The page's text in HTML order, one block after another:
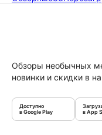
Обзоры необычных
новинки и скидки в
Доступно
в Google Play
в App